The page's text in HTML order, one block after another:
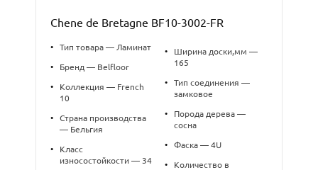
Chene de Bretagne BF10-3002-FR
• Тип товара — Ламинат
• Бренд — Belfloor
•
Коллекция — French
10
•
Страна производства
— Бельгия
•
Класс
износостойкости — 34
•
Ширина доски,мм —
165
•
Тип соединения —
замковое
•
Порода дерева —
сосна
• Фаска — 4U
•
Количество в